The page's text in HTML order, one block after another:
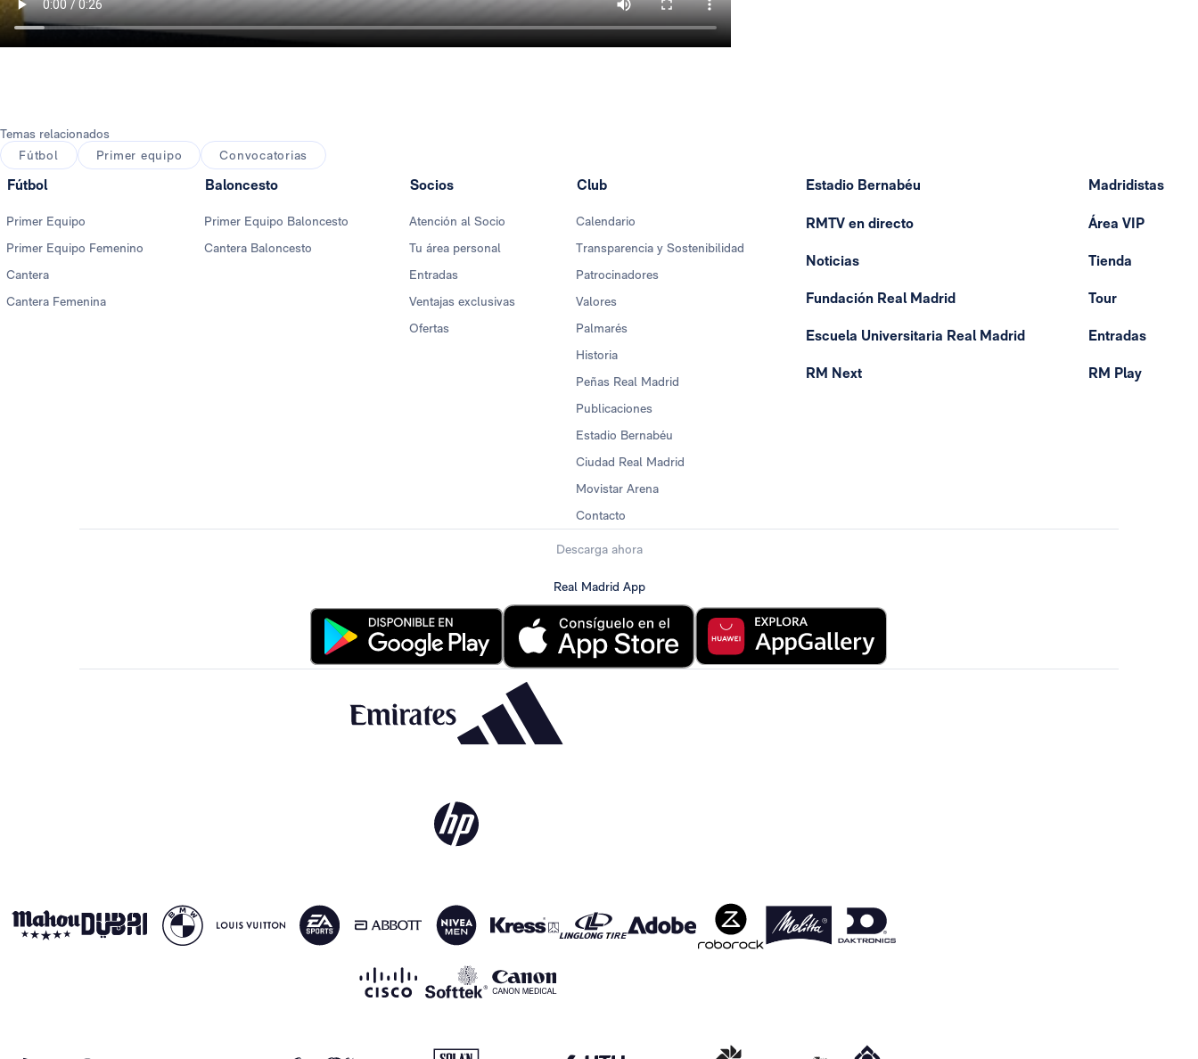
Temas relacionados
Fútbol
Primer equipo Convocatorias
Fútbol
Primer Equipo
Primer Equipo Femenino
Cantera
Cantera Femenina
Baloncesto
Primer Equipo Baloncesto
Cantera Baloncesto
Socios
Atención al Socio
Tu área personal
Entradas
Ventajas exclusivas
Ofertas
Club
Calendario
Transparencia y Sostenibilidad
Patrocinadores
Valores
Palmarés
Historia
Peñas Real Madrid
Publicaciones
Estadio Bernabéu
Ciudad Real Madrid
Movistar Arena
Contacto
Estadio Bernabéu
RMTV en directo
Noticias
Fundación Real Madrid
Escuela Universitaria Real Madrid
RM Next
Madridistas
Área VIP
Tienda
Tour
Entradas
RM Play
Descarga ahora
Real Madrid App